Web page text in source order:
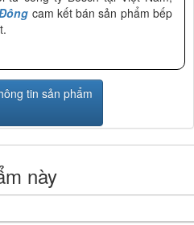
cam kết bán sản phẩm bếp
tin sản phẩm
này